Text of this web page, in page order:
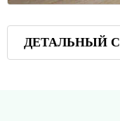
ДЕТАЛЬНЫЙ